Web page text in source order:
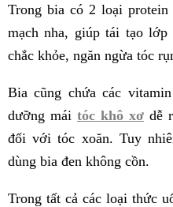
Trong bia có 2 loại
mạch nha, giúp tái tạo
chắc khỏe, ngăn ngừa tóc
Bia cũng chứa các
dưỡng mái tóc khô xơ dễ
đối với tóc xoăn. Tuy
dùng bia đen không cồn.
Trong tất cả các loại thức